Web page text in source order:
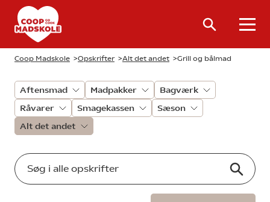
Coop Madskole >Opskrifter >Alt det andet >Grill og bålmad
Aftensmad Madpakker
Bagværk
Råvarer
Smagekassen
Sæson
Alt det andet